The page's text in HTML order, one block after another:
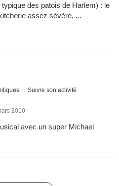
des patois de Harlem) : le
assez sévère, ...
Suivre son activité
2010
avec un super Michael